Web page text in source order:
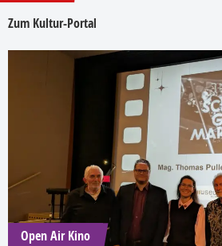
Zum Kultur-Portal
Open Air Kino